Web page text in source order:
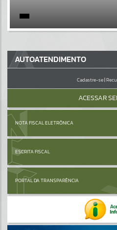
Por favor,
GALERIAS
Por favor,
AUTOATENDIMENTO
Cadastre-se|
ACESSAR
NOTA FISCAL ELETRÔNICA
ESCRITA FISCAL
PORTAL DA TRANSPARÊNCIA